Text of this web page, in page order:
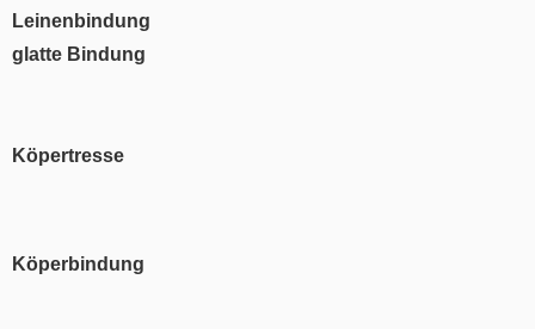
Leinenbindung
glatte Bindung
Köpertresse
Köperbindung